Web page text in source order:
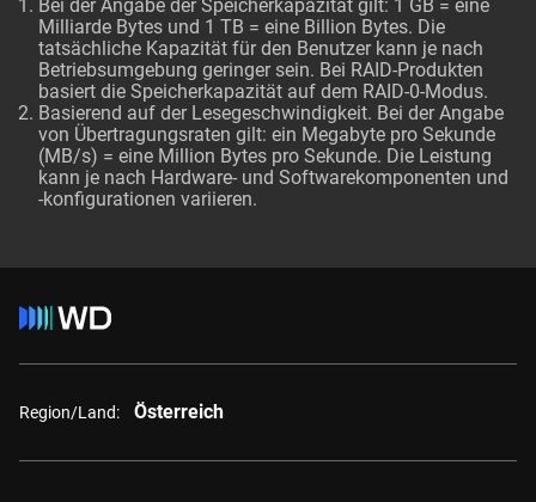
Bei der Angabe der Speicherkapazität gilt: 1 GB = eine
Milliarde Bytes und 1 TB = eine Billion Bytes. Die
tatsächliche Kapazität für den Benutzer kann je nach
Betriebsumgebung geringer sein. Bei RAID-Produkten
basiert die Speicherkapazität auf dem RAID-0-Modus.
Basierend auf der Lesegeschwindigkeit. Bei der Angabe
von Übertragungsraten gilt: ein Megabyte pro Sekunde
(MB/s) = eine Million Bytes pro Sekunde. Die Leistung
kann je nach Hardware- und Softwarekomponenten und
-konfigurationen variieren.
Region/Land: Österreich